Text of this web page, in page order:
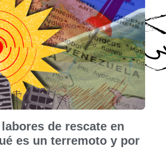
de rescate en
es un terremoto y por